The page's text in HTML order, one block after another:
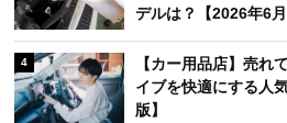
デルは？【2026年6月
4
【カー用品店】売れ
イブを快適にする人
版】